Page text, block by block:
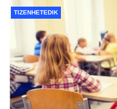
TIZENHETEDIK